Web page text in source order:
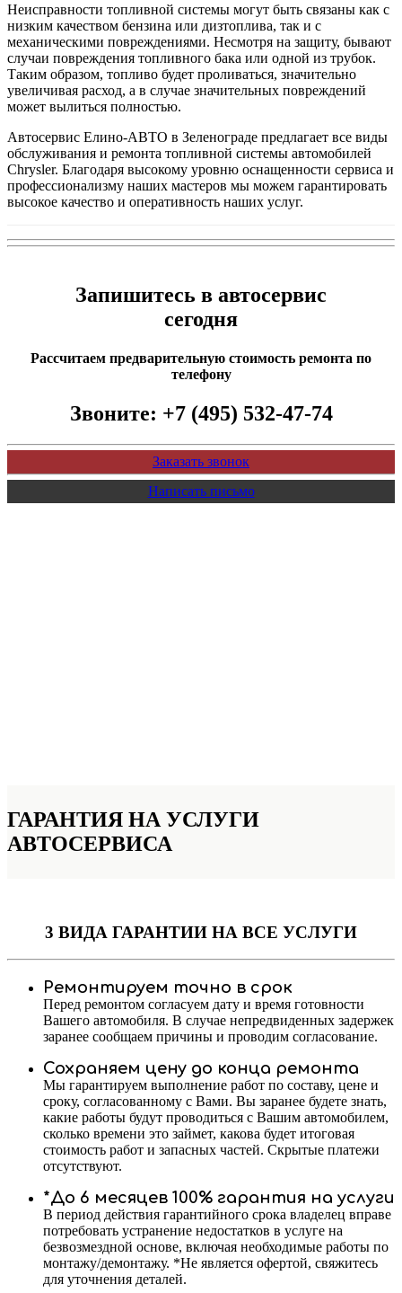
Неисправности топливной системы могут быть связаны как с
низким качеством бензина или дизтоплива, так и с
механическими повреждениями. Несмотря на защиту, бывают
случаи повреждения топливного бака или одной из трубок.
Таким образом, топливо будет проливаться, значительно
увеличивая расход, а в случае значительных повреждений
может вылиться полностью.
Автосервис Елино-АВТО в Зеленограде предлагает все виды
обслуживания и ремонта топливной системы автомобилей
Chrysler. Благодаря высокому уровню оснащенности сервиса и
профессионализму наших мастеров мы можем гарантировать
высокое качество и оперативность наших услуг.
Запишитесь в автосервис
сегодня
Рассчитаем предварительную стоимость ремонта по
телефону
Звоните: +7 (495) 532-47-74
Заказать звонок
Написать письмо
ГАРАНТИЯ НА УСЛУГИ
АВТОСЕРВИСА
3 ВИДА ГАРАНТИИ НА ВСЕ УСЛУГИ
Ремонтируем точно в срок
Перед ремонтом согласуем дату и время готовности
Вашего автомобиля. В случае непредвиденных задержек
заранее сообщаем причины и проводим согласование.
Сохраняем цену до конца ремонта
Мы гарантируем выполнение работ по составу, цене и
сроку, согласованному с Вами. Вы заранее будете знать,
какие работы будут проводиться с Вашим автомобилем,
сколько времени это займет, какова будет итоговая
стоимость работ и запасных частей. Скрытые платежи
отсутствуют.
*До 6 месяцев 100% гарантия на услуги
В период действия гарантийного срока владелец вправе
потребовать устранение недостатков в услуге на
безвозмездной основе, включая необходимые работы по
монтажу/демонтажу. *Не является офертой, свяжитесь
для уточнения деталей.